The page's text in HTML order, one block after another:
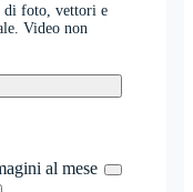
di foto, vettori e
Video non
al mese